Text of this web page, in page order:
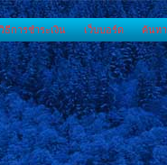
วิธีการชำระเงิน เว็บบอร์ด ค้นห